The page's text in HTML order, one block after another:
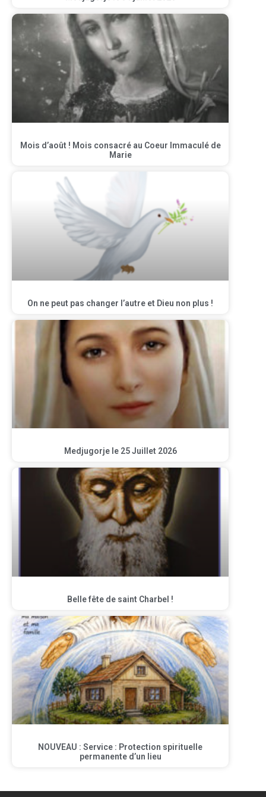
Mois d’août ! Mois consacré au Coeur Immaculé de
Marie
On ne peut pas changer l’autre et Dieu non plus !
Medjugorje le 25 Juillet 2026
Belle fête de saint Charbel !
NOUVEAU : Service : Protection spirituelle
permanente d’un lieu